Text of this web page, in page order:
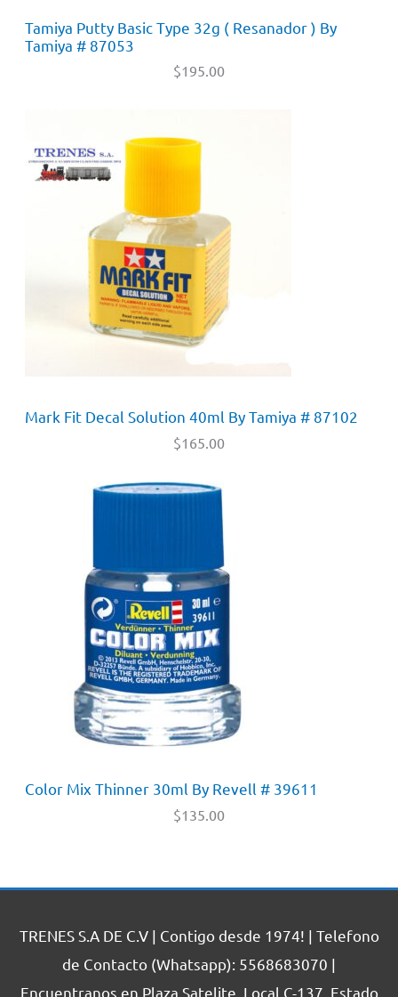
Tamiya Putty Basic Type 32g ( Resanador ) By
Tamiya # 87053
$195.00
Mark Fit Decal Solution 40ml By Tamiya # 87102
$165.00
Color Mix Thinner 30ml By Revell # 39611
$135.00
TRENES S.A DE C.V | Contigo desde 1974! | Telefono
de Contacto (Whatsapp): 5568683070 |
Encuentranos en Plaza Satelite, Local C-137, Estado